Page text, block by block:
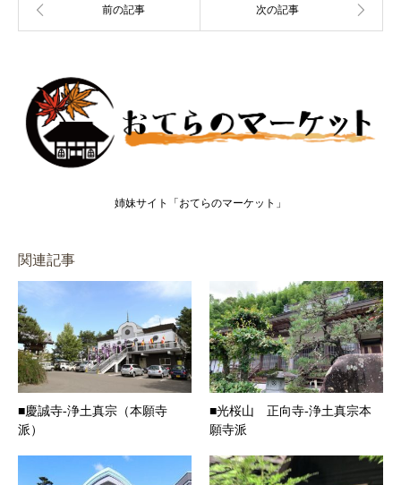
姉妹サイト「おてらのマーケット」
関連記事
■慶誠寺-浄土真宗（本願寺
派）
■光桜山 正向寺-浄土真宗本
願寺派